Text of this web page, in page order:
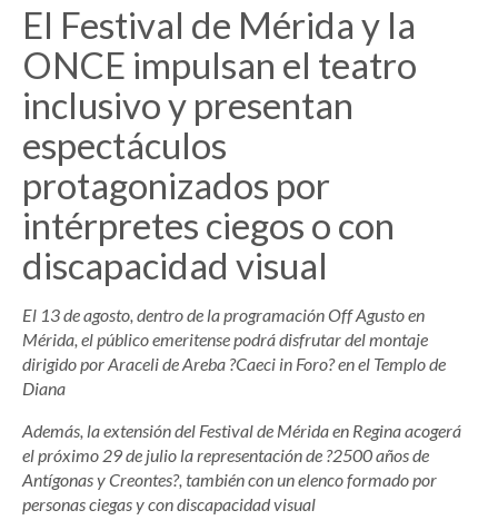
El Festival de Mérida y la
ONCE impulsan el teatro
inclusivo y presentan
espectáculos
protagonizados por
intérpretes ciegos o con
discapacidad visual
El 13 de agosto, dentro de la programación Off Agusto en
Mérida, el público emeritense podrá disfrutar del montaje
dirigido por Araceli de Areba ?Caeci in Foro? en el Templo de
Diana
Además, la extensión del Festival de Mérida en Regina acogerá
el próximo 29 de julio la representación de ?2500 años de
Antígonas y Creontes?, también con un elenco formado por
personas ciegas y con discapacidad visual